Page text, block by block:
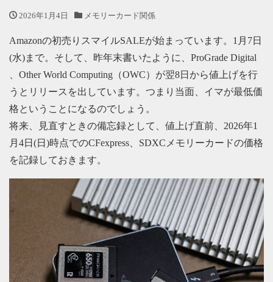
2026年1月4日 メモリーカード関係
Amazonの初売りスマイルSALEが始まっています。1月7日
(水)まで。そして、昨年末書いたように、ProGrade Digital
、Other World Computing（OWC）が翌8日から値上げを行
うとリリースを出しています。つまり当面、イマが最低価
格ということになるのでしょう。
将来、見直すときの備忘録として、値上げ直前、2026年1
月4日(日)時点でのCFexpress、SDXCメモリーカードの価格
を記録しておきます。